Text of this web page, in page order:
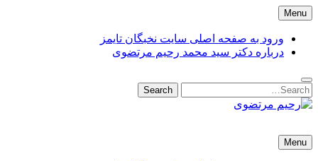
Skip
to
content
Menu
ورود به صفحه اصلی سایت نخبگان تایمز
درباره دکتر سید محمد رحیم مرتضوی
Search
for:
Search
شهرداری تهران
Menu